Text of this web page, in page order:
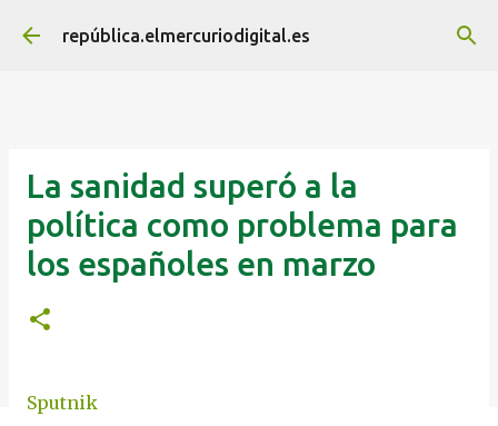
Ir al contenido principal
república.elmercuriodigital.es
La sanidad superó a la
política como problema para
los españoles en marzo
Sputnik